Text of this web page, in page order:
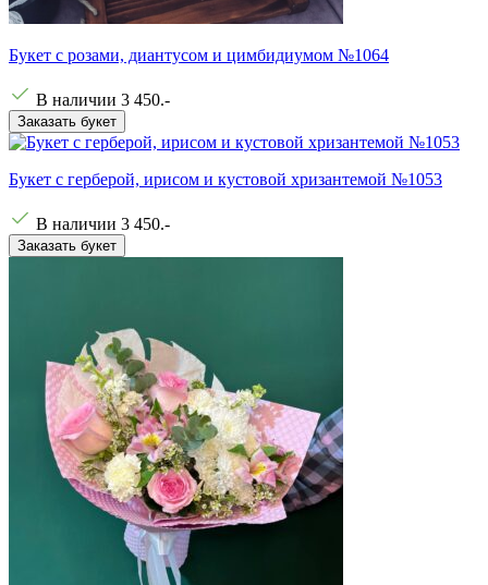
Букет с розами, диантусом и цимбидиумом №1064
В наличии 3 450.-
Заказать букет
Букет с герберой, ирисом и кустовой хризантемой №1053
В наличии 3 450.-
Заказать букет